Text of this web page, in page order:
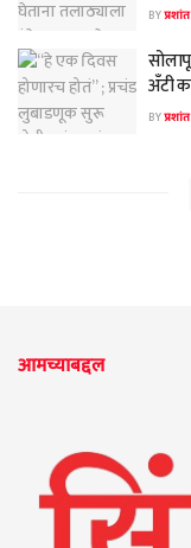
BY
अँटी
BY
आमच्याबद्दल